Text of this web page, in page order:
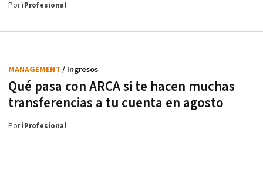
PoriProfesional
Qué pasa con ARCA si te hacen muchas
transferencias a tu cuenta en agosto
MANAGEMENT / Ingresos
PoriProfesional